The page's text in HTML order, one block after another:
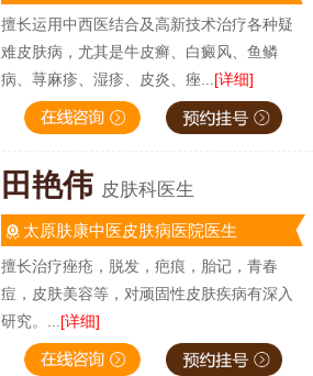
擅长运用中西医结合及高新技术治疗各种疑
难皮肤病，尤其是牛皮癣、白癜风、鱼鳞
病、荨麻疹、湿疹、皮炎、痤... [详细]
田艳伟 皮肤科医生
太原肤康中医皮肤病医院医生
擅长治疗痤疮，脱发，疤痕，胎记，青春
痘，皮肤美容等，对顽固性皮肤疾病有深入
研究。... [详细]